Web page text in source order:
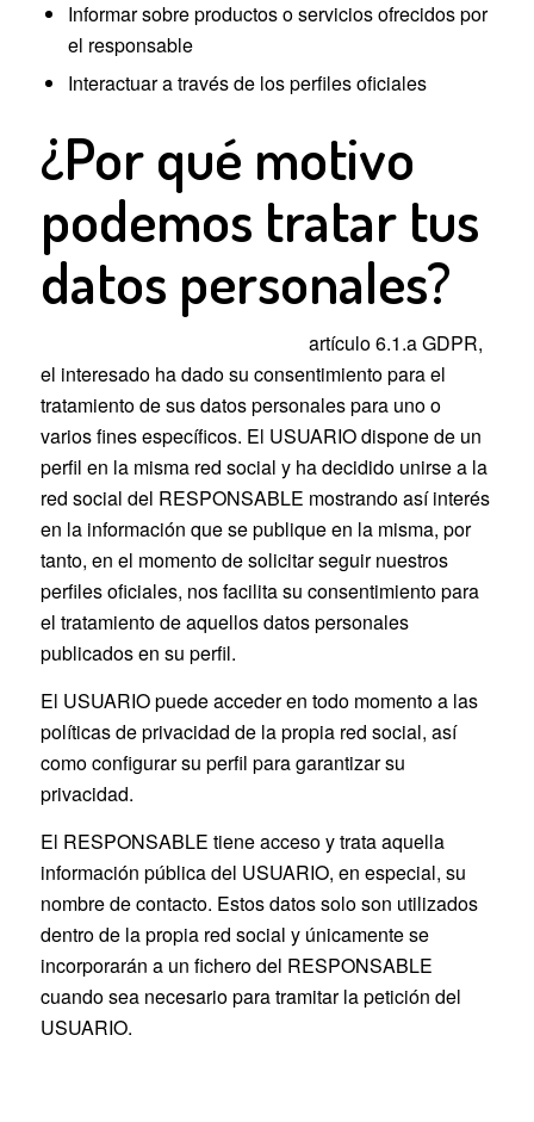
Informar sobre productos o servicios ofrecidos por
el responsable
Interactuar a través de los perfiles oficiales
¿Por qué motivo
podemos tratar tus
datos personales?
artículo 6.1.a GDPR,
el interesado ha dado su consentimiento para el
tratamiento de sus datos personales para uno o
varios fines específicos. El USUARIO dispone de un
perfil en la misma red social y ha decidido unirse a la
red social del RESPONSABLE mostrando así interés
en la información que se publique en la misma, por
tanto, en el momento de solicitar seguir nuestros
perfiles oficiales, nos facilita su consentimiento para
el tratamiento de aquellos datos personales
publicados en su perfil.
El USUARIO puede acceder en todo momento a las
políticas de privacidad de la propia red social, así
como configurar su perfil para garantizar su
privacidad.
El RESPONSABLE tiene acceso y trata aquella
información pública del USUARIO, en especial, su
nombre de contacto. Estos datos solo son utilizados
dentro de la propia red social y únicamente se
incorporarán a un fichero del RESPONSABLE
cuando sea necesario para tramitar la petición del
USUARIO.